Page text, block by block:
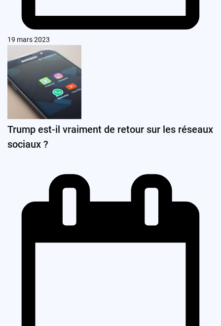
19 mars 2023
Trump est-il vraiment de retour sur les réseaux
sociaux ?